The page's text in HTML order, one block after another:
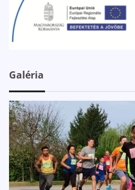
Galéria